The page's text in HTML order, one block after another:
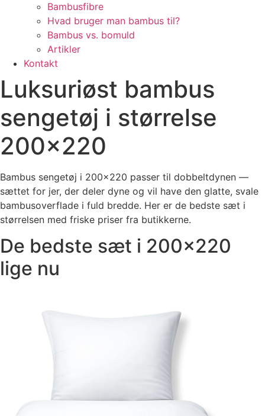
Bambusfibre
Hvad bruger man bambus til?
Bambus vs. bomuld
Artikler
Kontakt
Luksuriøst bambus
sengetøj i størrelse
200×220
Bambus sengetøj i 200×220 passer til dobbeltdynen —
sættet for jer, der deler dyne og vil have den glatte, svale
bambusoverflade i fuld bredde. Her er de bedste sæt i
størrelsen med friske priser fra butikkerne.
De bedste sæt i 200×220
lige nu